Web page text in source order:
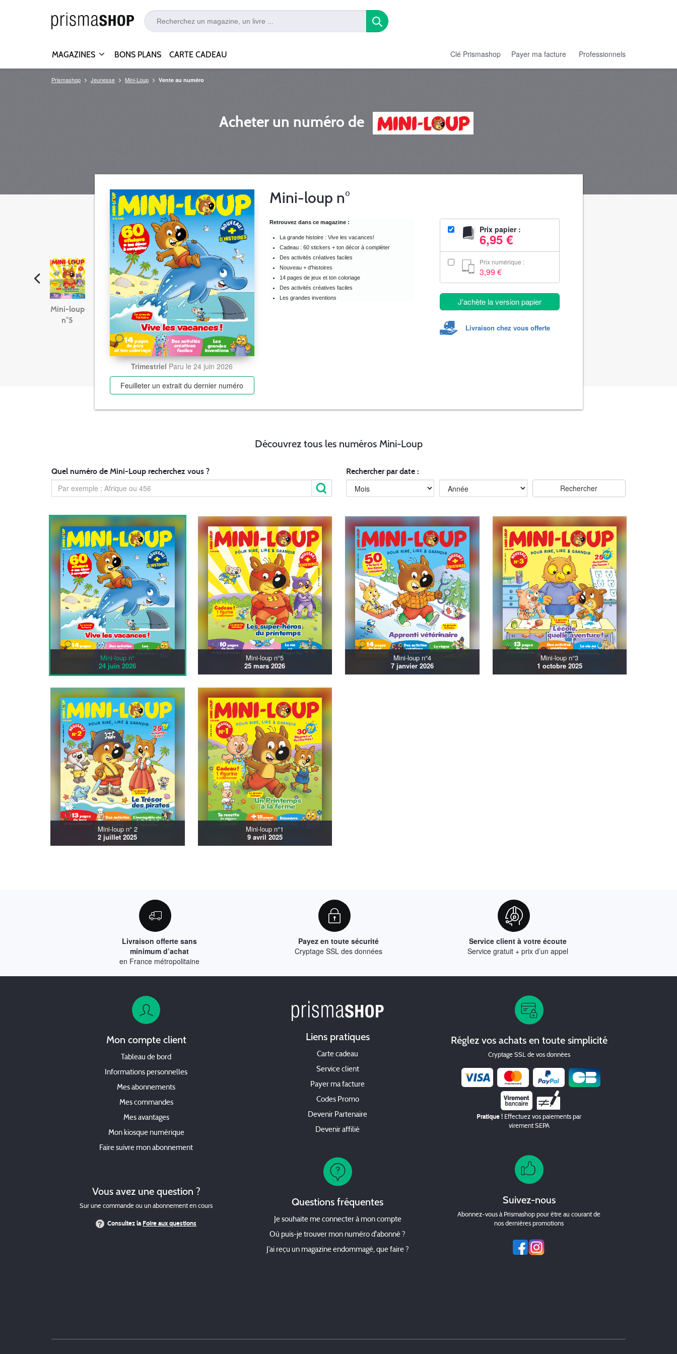
MAGAZINES BONS PLANS CARTE CADEAU Clé Prismashop Payer ma facture Professionnels
Prismashop Jeunesse Mini-Loup Vente au numéro
Acheter un numéro de
Mini-loup
n°5
Trimestriel Paru le 24 juin 2026
Feuilleter un extraitdu dernier numéro
Mini-loup n°
Retrouvez dans ce magazine :
La grande histoire : Vive les vacances!
Cadeau : 60 stickers + ton décor à compléter
Des activités créatives faciles
Nouveau + d'histoires
14 pages de jeux et ton coloriage
Des activités créatives faciles
Les grandes inventions
Prix papier :
6,95 €
Prix numérique :
3,99 €
J'achète la version papier
Livraison chez vous offerte
Découvrez tous les numéros Mini-Loup
Quel numéro de Mini-Loup recherchez vous ? Rechercher par date :
Mini-loup n°
24 juin 2026
Mini-loup n°5
25 mars 2026
Mini-loup n°4
7 janvier 2026
Mini-loup n°3
1 octobre 2025
Mini-loup n° 2
2 juillet 2025
Mini-loup n°1
9 avril 2025
Livraison offerte sans
minimum d’achat
en France métropolitaine
Payez en toute sécurité
Cryptage SSL des données
Service client à votre écoute
Service gratuit + prix d’un appel
Mon compte client
Tableau de bord
Informations personnelles
Mes abonnements
Mes commandes
Mes avantages
Mon kiosque numérique
Faire suivre mon abonnement
Vous avez une question ?
Sur une commande ou un abonnement en cours
Consultez laFoire aux questions
Liens pratiques
Carte cadeau
Service client
Payer ma facture
Codes Promo
Devenir Partenaire
Devenir affilié
Questions fréquentes
Je souhaite me connecter à mon compte
Où puis-je trouver mon numéro d'abonné ?
J’ai reçu un magazine endommagé, que faire ?
Réglez vos achats en toute simplicité
Cryptage SSL de vos données
Chèque
Pratique ! Effectuez vos paiements par
virement SEPA
Suivez-nous
Abonnez-vous à Prismashop pour être au courant de
nos dernières promotions